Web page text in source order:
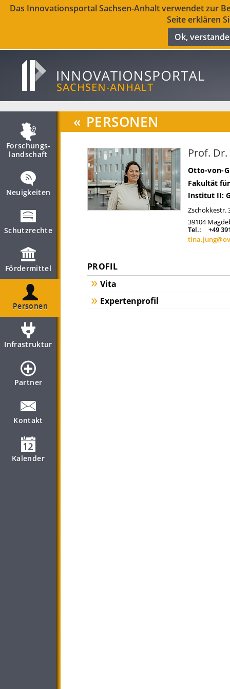
Das Innovationsportal Sachsen-Anhalt verwendet zur
Seite erklären
Ok,
Forschungs­
landschaft
Neuigkeiten
Schutzrechte
Fördermittel
Personen
Infrastruktur
Partner
Kontakt
Kalender
« PERSONEN
Prof. Dr.
Otto-von-
Fakultät
Institut II:
Zschokkestr.
39104
Tel.:
+49
PROFIL
Vita
Expertenprofil